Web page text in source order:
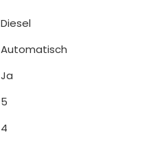
Diesel
Automatisch
Ja
5
4